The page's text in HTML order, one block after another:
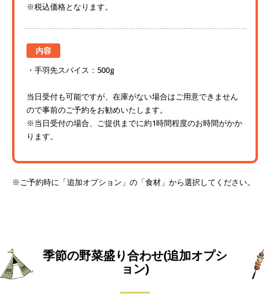
※税込価格となります。
内容
手羽先スパイス：500g
当日受付も可能ですが、在庫がない場合はご用意できません
ので事前のご予約をお勧めいたします。
※当日受付の場合、ご提供までに約1時間程度のお時間がかか
ります。
※ご予約時に「追加オプション」の「食材」から選択してください。
季節の野菜盛り合わせ(追加オプシ
ョン)